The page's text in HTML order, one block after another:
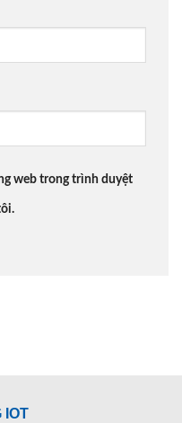
web trong trình duyệt
IOT